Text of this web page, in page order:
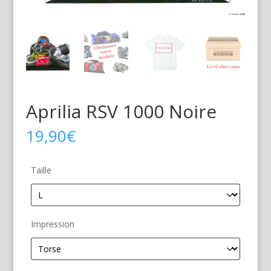
Aprilia RSV 1000 Noire
19,90€
Taille
Impression